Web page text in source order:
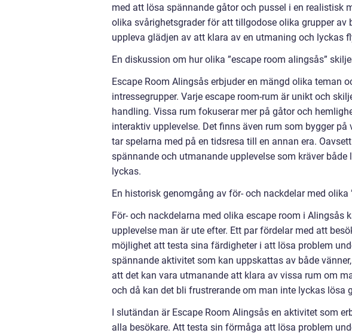
med att lösa spännande gåtor och pussel i en realistisk
olika svårighetsgrader för att tillgodose olika grupper av
uppleva glädjen av att klara av en utmaning och lyckas
En diskussion om hur olika ”escape room alingsås”
Escape Room Alingsås erbjuder en mängd olika teman
intressegrupper. Varje escape room-rum är unikt och
handling. Vissa rum fokuserar mer på gåtor och
interaktiv upplevelse. Det finns även rum som bygger
tar spelarna med på en tidsresa till en annan era.
spännande och utmanande upplevelse som kräver
lyckas.
En historisk genomgång av för- och nackdelar med olika
För- och nackdelarna med olika escape room i Alingsås
upplevelse man är ute efter. Ett par fördelar med att
möjlighet att testa sina färdigheter i att lösa problem
spännande aktivitet som kan uppskattas av både
att det kan vara utmanande att klara av vissa rum om
och då kan det bli frustrerande om man inte lyckas lösa
I slutändan är Escape Room Alingsås en aktivitet som
alla besökare. Att testa sin förmåga att lösa problem